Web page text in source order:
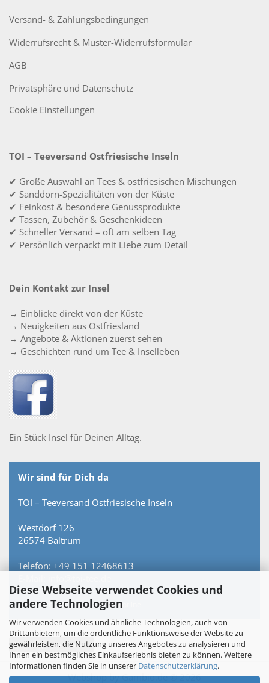
Diese Webseite verwendet Cookies und
andere Technologien
Wir verwenden Cookies und ähnliche Technologien, auch von
Drittanbietern, um die ordentliche Funktionsweise der Website zu
gewährleisten, die Nutzung unseres Angebotes zu analysieren und
Ihnen ein bestmögliches Einkaufserlebnis bieten zu können. Weitere
Informationen finden Sie in unserer Datenschutzerklärung.
Versand- & Zahlungsbedingungen
Widerrufsrecht & Muster-Widerrufsformular
AGB
Privatsphäre und Datenschutz
Cookie Einstellungen
TOI – Teeversand Ostfriesische Inseln
✔ Große Auswahl an Tees & ostfriesischen Mischungen
✔ Sanddorn-Spezialitäten von der Küste
✔ Feinkost & besondere Genussprodukte
✔ Tassen, Zubehör & Geschenkideen
✔ Schneller Versand – oft am selben Tag
✔ Persönlich verpackt mit Liebe zum Detail
Dein Kontakt zur Insel
→ Einblicke direkt von der Küste
→ Neuigkeiten aus Ostfriesland
→ Angebote & Aktionen zuerst sehen
→ Geschichten rund um Tee & Inselleben
Ein Stück Insel für Deinen Alltag.
Wir sind für Dich da
TOI – Teeversand Ostfriesische Inseln
Westdorf 126
26574 Baltrum
Telefon: +49 151 12468613
Persönlich erreichbar – keine Hotline.
Vertrag widerrufen
Webshopby Gambio.de © 2026